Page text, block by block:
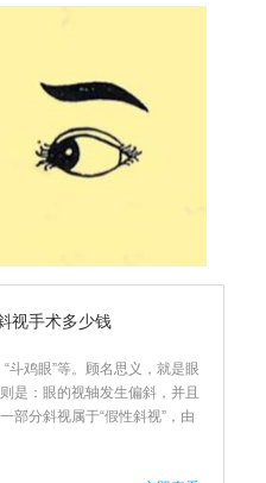
视手术多少钱
鸡眼”等。顾名思义，就是眼
是：眼的视轴发生偏斜，并且
部分斜视属于“假性斜视”，由